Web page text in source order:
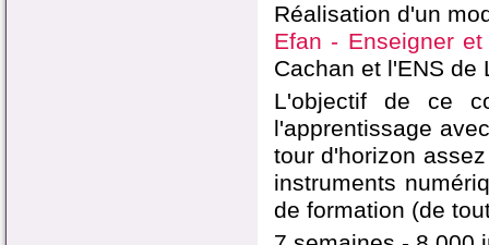
Réalisation d'un
Efan - Enseigner
Cachan et l'ENS de
L'objectif de ce
l'apprentissage
tour d'horizon
instruments
de formation (de